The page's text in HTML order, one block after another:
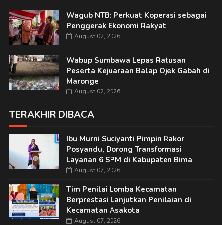
Wagub NTB: Perkuat Koperasi sebagai
Penggerak Ekonomi Rakyat
August 02, 2026
Wabup Sumbawa Lepas Ratusan
Peserta Kejuaraan Balap Ojek Gabah di
Maronge
August 02, 2026
TERAKHIR DIBACA
Ibu Murni Suciyanti Pimpin Rakor
Posyandu, Dorong Transformasi
Layanan 6 SPM di Kabupaten Bima
August 07, 2026
Tim Penilai Lomba Kecamatan
Berprestasi Lanjutkan Penilaian di
Kecamatan Asakota
August 07, 2026